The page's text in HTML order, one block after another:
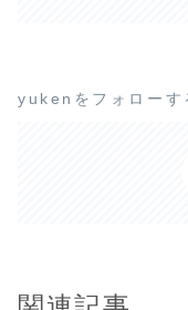
yukenをフォローす